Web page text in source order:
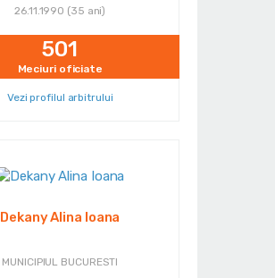
26.11.1990 (35 ani)
501
Meciuri oficiate
Vezi profilul arbitrului
Dekany Alina Ioana
MUNICIPIUL BUCURESTI